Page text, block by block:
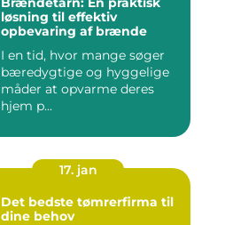
løsning til effektiv
opbevaring af brænde
I en tid, hvor mange søger
bæredygtige og hyggelige
måder at opvarme deres
hjem p...
17. jan
Det bedste tømrerfirma til
dine behov